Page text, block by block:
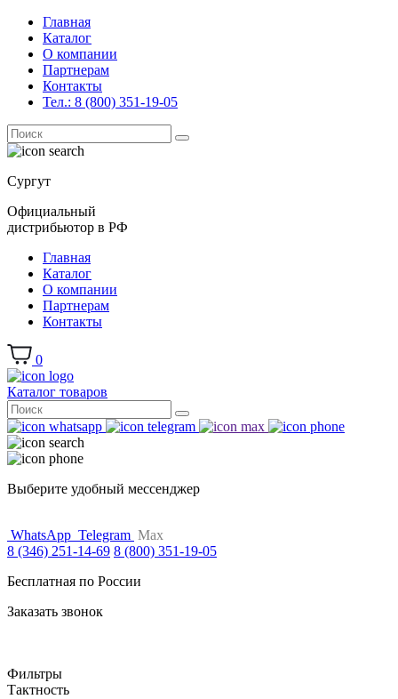
Главная
Каталог
О компании
Партнерам
Контакты
Тел.: 8 (800) 351-19-05
Поиск
for:
Сургут
Официальный
дистрибьютор в РФ
Главная
Каталог
О компании
Партнерам
Контакты
0
Каталог товаров
Поиск
for:
Выберите удобный мессенджер
WhatsApp Telegram Max
8 (346) 251-14-69 8 (800) 351-19-05
Бесплатная по России
Заказать звонок
Фильтры
Тактность